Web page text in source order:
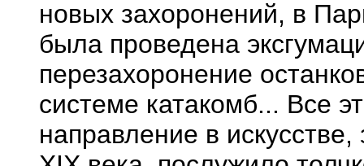
новых захоронений, в
была проведена
перезахоронение
системе катакомб... Все
направление в